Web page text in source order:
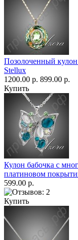
Позолоченный
Stellux
1200.00 р. 899.00 р.
Купить
Кулон бабочка с
платиновом
599.00 р.
Купить